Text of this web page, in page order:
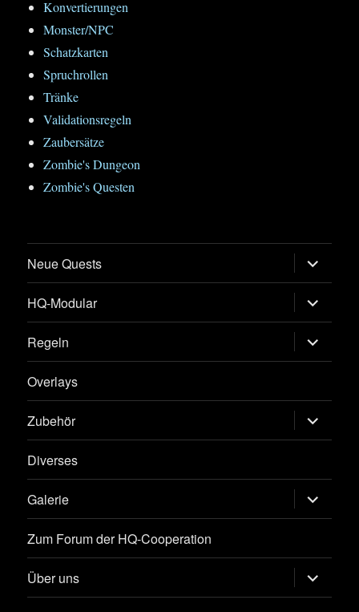
Konvertierungen
Monster/NPC
Schatzkarten
Spruchrollen
Tränke
Validationsregeln
Zaubersätze
Zombie's Dungeon
Zombie's Questen
Neue Quests
öffnen
HQ-Modular
öffnen
Regeln
öffnen
Overlays
Zubehör
öffnen
Diverses
Galerie
öffnen
Zum Forum der HQ-Cooperation
Über uns öffnen